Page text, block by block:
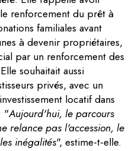
renforcement du prêt à
familiales avant
à devenir propriétaires,
par un renforcement des
souhaitait aussi
privés, avec un
locatif dans
"Aujourd'hui, le parcours
relance pas l'accession, le
inégalités", estime-t-elle.